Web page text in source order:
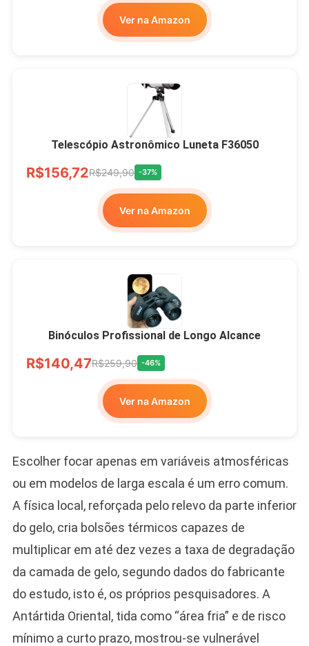
Ver na Amazon
Telescópio Astronômico Luneta F36050
R$156,72R$249,90 -37%
Ver na Amazon
Binóculos Profissional de Longo Alcance
R$140,47R$259,90 -46%
Ver na Amazon
Escolher focar apenas em variáveis atmosféricas
ou em modelos de larga escala é um erro comum.
A física local, reforçada pelo relevo da parte inferior
do gelo, cria bolsões térmicos capazes de
multiplicar em até dez vezes a taxa de degradação
da camada de gelo, segundo dados do fabricante
do estudo, isto é, os próprios pesquisadores. A
Antártida Oriental, tida como “área fria” e de risco
mínimo a curto prazo, mostrou-se vulnerável